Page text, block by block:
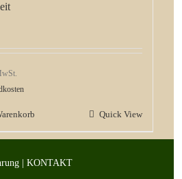
Quick View
| KONTAKT